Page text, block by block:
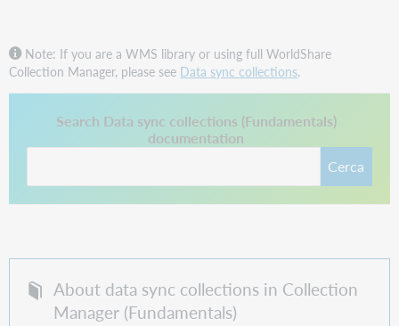
Note: If you are a WMS library or using full WorldShare
Collection Manager, please see Data sync collections.
Search Data sync collections (Fundamentals)
documentation
Cerca
Questo collegamento si apre in una nuova scheda.
About data sync collections in Collection
Manager (Fundamentals)